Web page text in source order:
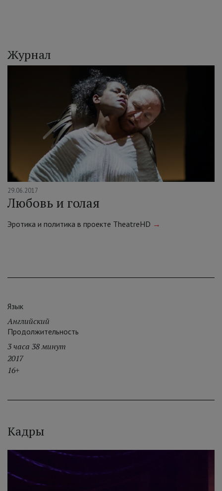
Журнал
29.06.2017
Любовь и голая
Эротика и политика в проекте TheatreHD →
Язык
Английский
Продолжительность
3 часа 38 минут
2017
16+
Кадры